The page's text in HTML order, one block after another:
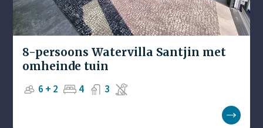
8-persoons Watervilla Santjin met
omheinde tuin
6 + 2
4 3